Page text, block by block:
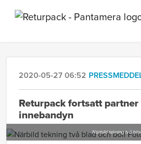
2020-05-27 06:52
Returpack fortsatt
innebandyn
Närbild tekning två